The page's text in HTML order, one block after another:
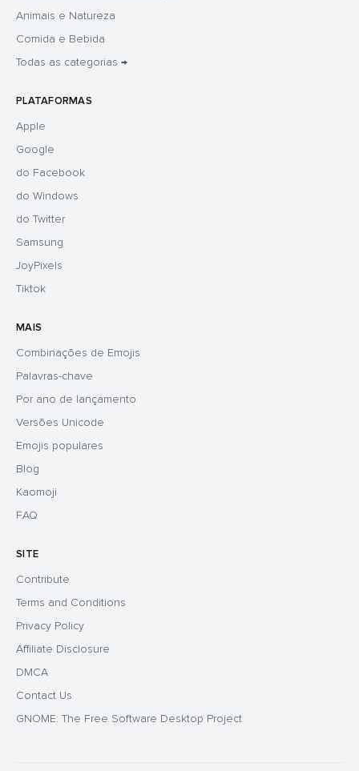
Animais e Natureza
Comida e Bebida
Todas as categorias →
PLATAFORMAS
Apple
Google
do Facebook
do Windows
do Twitter
Samsung
JoyPixels
Tiktok
MAIS
Combinações de Emojis
Palavras-chave
Por ano de lançamento
Versões Unicode
Emojis populares
Blog
Kaomoji
FAQ
SITE
Contribute
Terms and Conditions
Privacy Policy
Affiliate Disclosure
DMCA
Contact Us
GNOME: The Free Software Desktop Project